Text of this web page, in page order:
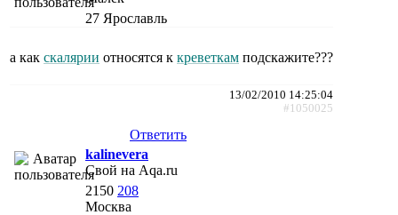
27 Ярославль
а как скалярии относятся к креветкам подскажите???
13/02/2010 14:25:04
#1050025
Ответить
kalinevera
Свой на Aqa.ru
2150 208
Москва